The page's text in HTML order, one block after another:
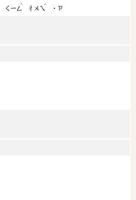
ㄑㄧㄥ
ˋ
ㄔㄨㄟ
ˊ
˙ㄗ